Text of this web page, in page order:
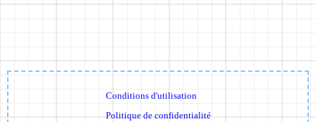
Conditions d'utilisation
Politique de confidentialité